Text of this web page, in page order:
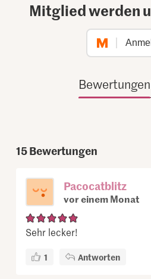
Mitglied werden
Bewertungen
15Bewertungen
Pacocatblitz
vor einem Monat
Sehr lecker!
1 Antworten